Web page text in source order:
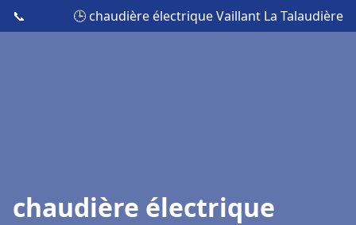
📞 🕒 chaudière électrique Vaillant La Talaudière
chaudière électrique